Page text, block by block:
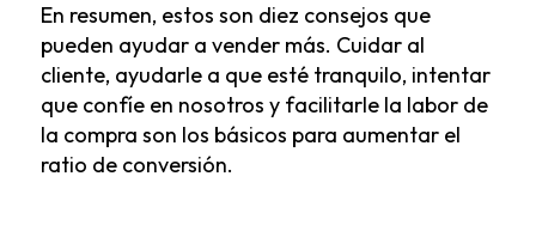
En resumen, estos son diez consejos que
pueden ayudar a vender más. Cuidar al
cliente, ayudarle a que esté tranquilo, intentar
que confíe en nosotros y facilitarle la labor de
la compra son los básicos para aumentar el
ratio de conversión.